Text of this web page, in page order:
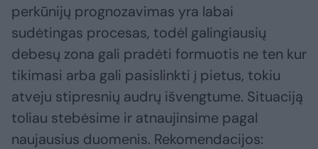
perkūnijų prognozavimas yra labai
sudėtingas procesas, todėl galingiausių
debesų zona gali pradėti formuotis ne ten kur
tikimasi arba gali pasislinkti į pietus, tokiu
atveju stipresnių audrų išvengtume. Situaciją
toliau stebėsime ir atnaujinsime pagal
naujausius duomenis. Rekomendacijos: